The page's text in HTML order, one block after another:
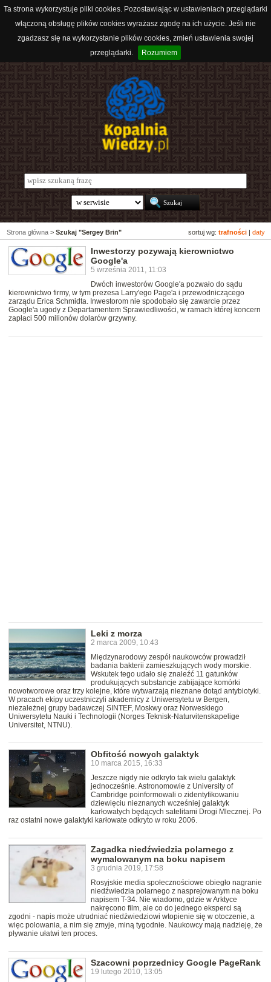
Ta strona wykorzystuje pliki cookies. Pozostawiając w ustawieniach przeglądarki
włączoną obsługę plików cookies wyrażasz zgodę na ich użycie. Jeśli nie
zgadzasz się na wykorzystanie plików cookies, zmień ustawienia swojej
przeglądarki.
Rozumiem
sortuj wg: trafności daty
Strona główna > Szukaj "Sergey Brin"
Inwestorzy pozywają kierownictwo
Google'a
5 września 2011, 11:03
Dwóch inwestorów Google'a pozwało do sądu
kierownictwo firmy, w tym prezesa Larry'ego Page'a i przewodniczącego
zarządu Erica Schmidta. Inwestorom nie spodobało się zawarcie przez
Google'a ugody z Departamentem Sprawiedliwości, w ramach której koncern
zapłaci 500 milionów dolarów grzywny.
Leki z morza
2 marca 2009, 10:43
Międzynarodowy zespół naukowców prowadził
badania bakterii zamieszkujących wody morskie.
Wskutek tego udało się znaleźć 11 gatunków
produkujących substancje zabijające komórki
nowotworowe oraz trzy kolejne, które wytwarzają nieznane dotąd antybiotyki.
W pracach ekipy uczestniczyli akademicy z Uniwersytetu w Bergen,
niezależnej grupy badawczej SINTEF, Moskwy oraz Norweskiego
Uniwersytetu Nauki i Technologii (Norges Teknisk-Naturvitenskapelige
Universitet, NTNU).
Obfitość nowych galaktyk
10 marca 2015, 16:33
Jeszcze nigdy nie odkryto tak wielu galaktyk
jednocześnie. Astronomowie z University of
Cambridge poinformowali o zidentyfikowaniu
dziewięciu nieznanych wcześniej galaktyk
karłowatych będących satelitami Drogi Mlecznej. Po
raz ostatni nowe galaktyki karłowate odkryto w roku 2006.
Zagadka niedźwiedzia polarnego z
wymalowanym na boku napisem
3 grudnia 2019, 17:58
Rosyjskie media społecznościowe obiegło nagranie
niedźwiedzia polarnego z nasprejowanym na boku
napisem T-34. Nie wiadomo, gdzie w Arktyce
nakręcono film, ale co do jednego eksperci są
zgodni - napis może utrudniać niedźwiedziowi wtopienie się w otoczenie, a
więc polowania, a nim się zmyje, miną tygodnie. Naukowcy mają nadzieję, że
pływanie ułatwi ten proces.
Szacowni poprzednicy Google PageRank
19 lutego 2010, 13:05